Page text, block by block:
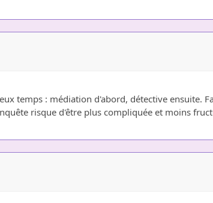
temps : médiation d'abord, détective ensuite.
risque d'être plus compliquée et moins